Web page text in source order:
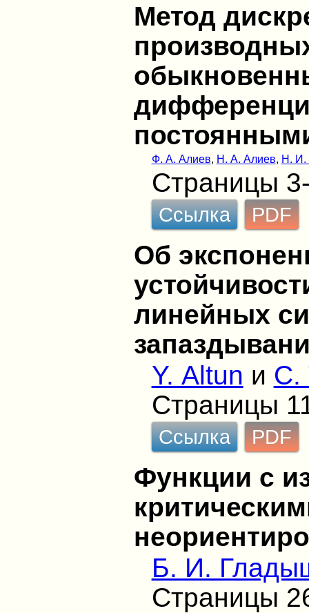
Метод
Ф. А. Алиев, Н. А. Алиев, Н. И.
Страницы
Ссылка PDF
Об
линейных
Y. Altun и C.
Страницы
Ссылка PDF
Функции с
Б. И.
Страницы